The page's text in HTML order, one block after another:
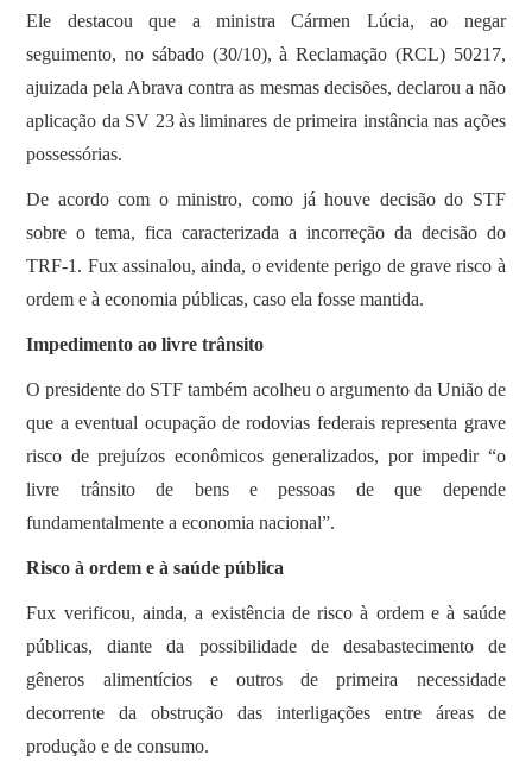
Ele destacou que a ministra Cármen Lúcia, ao negar
seguimento, no sábado (30/10), à Reclamação (RCL) 50217,
ajuizada pela Abrava contra as mesmas decisões, declarou a não
aplicação da SV 23 às liminares de primeira instância nas ações
possessórias.
De acordo com o ministro, como já houve decisão do STF
sobre o tema, fica caracterizada a incorreção da decisão do
TRF-1. Fux assinalou, ainda, o evidente perigo de grave risco à
ordem e à economia públicas, caso ela fosse mantida.
Impedimento ao livre trânsito
O presidente do STF também acolheu o argumento da União de
que a eventual ocupação de rodovias federais representa grave
risco de prejuízos econômicos generalizados, por impedir “o
livre trânsito de bens e pessoas de que depende
fundamentalmente a economia nacional”.
Risco à ordem e à saúde pública
Fux verificou, ainda, a existência de risco à ordem e à saúde
públicas, diante da possibilidade de desabastecimento de
gêneros alimentícios e outros de primeira necessidade
decorrente da obstrução das interligações entre áreas de
produção e de consumo.